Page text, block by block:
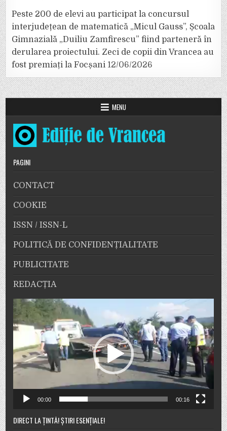
Peste 200 de elevi au participat la concursul
interjudețean de matematică „Micul Gauss”, Școala
Gimnazială „Duiliu Zamfirescu” fiind parteneră în
derularea proiectului. Zeci de copii din Vrancea au
fost premiați la Focșani 12/06/2026
MENU
PAGINI
CONTACT
COOKIE
ISSN / ISSN-L
POLITICĂ DE CONFIDENȚIALITATE
PUBLICITATE
REDACȚIA
Player
video
00:00 00:16
DIRECT LA ȚINTĂ! ȘTIRI ESENȚIALE!